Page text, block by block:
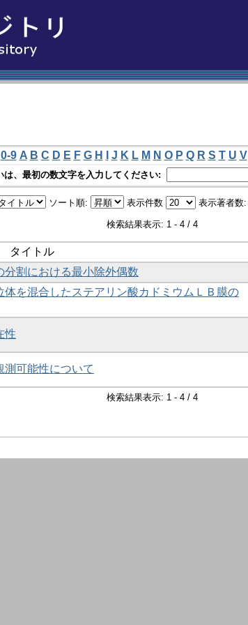
0-9 A B C D E F G H J K L M N O P Q R S T U V
は、最初の数文字を入力してください:
ソート順: 表示件数 表示著者数:
検索結果表示: 1 - 4 / 4
タイトル
分割における最小除外偶数
を混合したステアリン酸カドミウムＬＢ膜の
性
測可能性について
検索結果表示: 1 - 4 / 4